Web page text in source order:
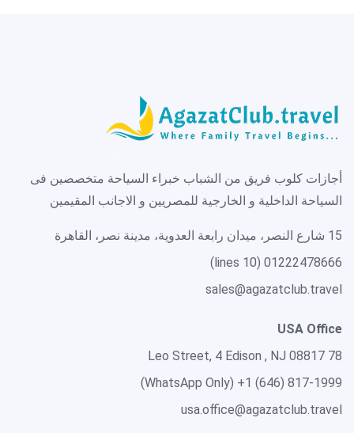
أجازات كلوب فريق من الشباب خبراء السياحة متخصصين فى
السياحة الداخلية و الخارجية للمصريين و الاجانب المقيمين
15 شارع النصر، ميدان رابعة العدوية، مدينة نصر، القاهرة
01222478666 (10 lines)
sales@agazatclub.travel
USA Office
78 Leo Street, 4 Edison , NJ 08817
+1 (646) 817-1999
(WhatsApp Only)
usa.office@agazatclub.travel